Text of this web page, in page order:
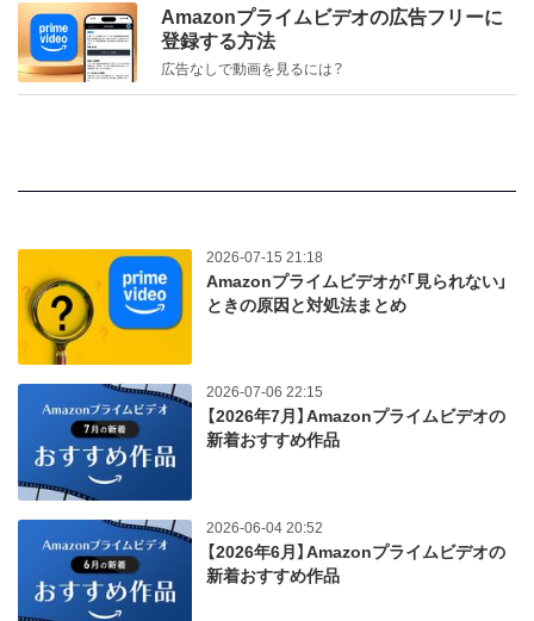
Amazonプライムビデオの広告フリーに
登録する方法
広告なしで動画を見るには？
2026-07-15 21:18
Amazonプライムビデオが「見られない」
ときの原因と対処法まとめ
2026-07-06 22:15
【2026年7月】Amazonプライムビデオの
新着おすすめ作品
2026-06-04 20:52
【2026年6月】Amazonプライムビデオの
新着おすすめ作品